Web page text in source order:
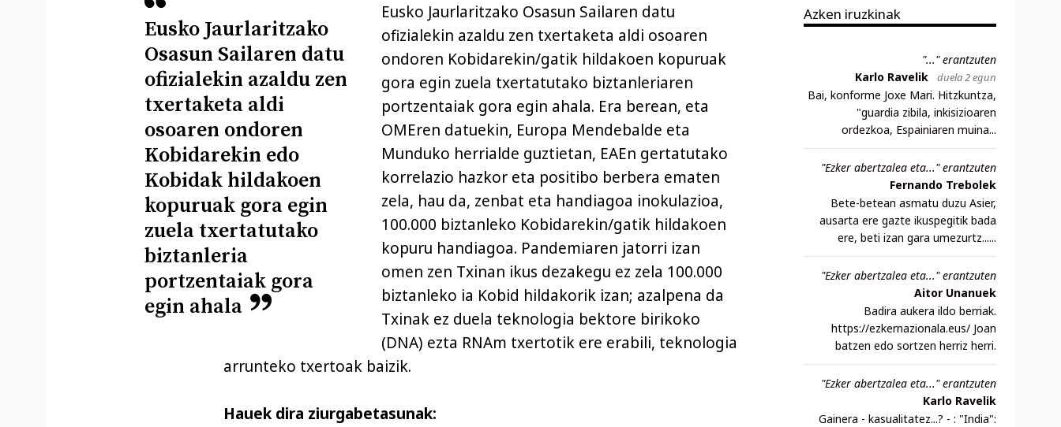
Eusko Jaurlaritzako
Osasun Sailaren datu
ofizialekin azaldu zen
txertaketa aldi
osoaren ondoren
Kobidarekin edo
Kobidak hildakoen
kopuruak gora egin
zuela txertatutako
biztanleria
portzentaiak gora
egin ahala
Eusko Jaurlaritzako Osasun Sailaren datu
ofizialekin azaldu zen txertaketa aldi osoaren
ondoren Kobidarekin/gatik hildakoen kopuruak
gora egin zuela txertatutako biztanleriaren
portzentaiak gora egin ahala. Era berean, eta
OMEren datuekin, Europa Mendebalde eta
Munduko herrialde guztietan, EAEn gertatutako
korrelazio hazkor eta positibo berbera ematen
zela, hau da, zenbat eta handiagoa inokulazioa,
100.000 biztanleko Kobidarekin/gatik hildakoen
kopuru handiagoa. Pandemiaren jatorri izan
omen zen Txinan ikus dezakegu ez zela 100.000
biztanleko ia Kobid hildakorik izan; azalpena da
Txinak ez duela teknologia bektore birikoko
(DNA) ezta RNAm txertotik ere erabili, teknologia
arrunteko txertoak baizik.
Hauek dira ziurgabetasunak:
Azken iruzkinak
"..." erantzuten
Karlo Ravelik
duela 2 egun
Bai, konforme Joxe Mari. Hitzkuntza,
"guardia zibila, inkisizioaren
ordezkoa, Espainiaren muina...
"Ezker abertzalea eta..." erantzuten
Fernando Trebolek
Bete-betean asmatu duzu Asier,
ausarta ere gazte ikuspegitik bada
ere, beti izan gara umezurtz......
"Ezker abertzalea eta..." erantzuten
Aitor Unanuek
Badira aukera ildo berriak.
https://ezkernazionala.eus/ Joan
batzen edo sortzen herriz herri.
"Ezker abertzalea eta..." erantzuten
Karlo Ravelik
Gainera - kasualitatez...? - : "India":